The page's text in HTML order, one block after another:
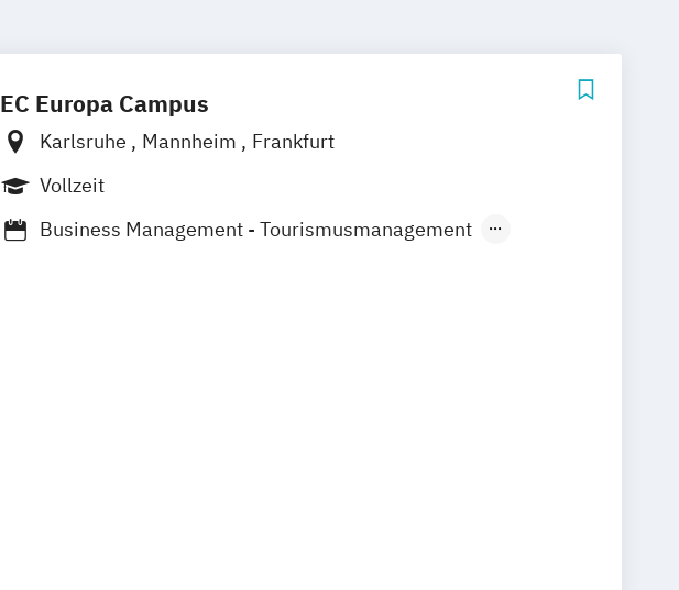
EC Europa Campus
Karlsruhe Mannheim
Frankfurt
Vollzeit
Business Management - Tourismusmanagement